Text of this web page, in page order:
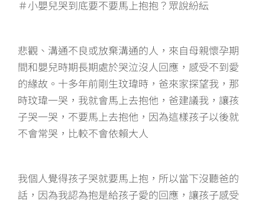
＃小嬰兒哭到底要不要馬上抱抱？眾說紛紜
悲觀、溝通不良或放棄溝通的人，來自母親懷孕期
間和嬰兒時期長期處於哭泣沒人回應，感受不到愛
的緣故。十多年前剛生玟瑋時，爸來家探望我，那
時玟瑋一哭，我就會馬上去抱他，爸建議我，讓孩
子哭一哭，不要馬上去抱他，因為這樣孩子以後就
不會常哭，比較不會依賴大人
我個人覺得孩子哭就要馬上抱，所以當下沒聽爸的
話，因為我認為抱是給孩子愛的回應，讓孩子感受